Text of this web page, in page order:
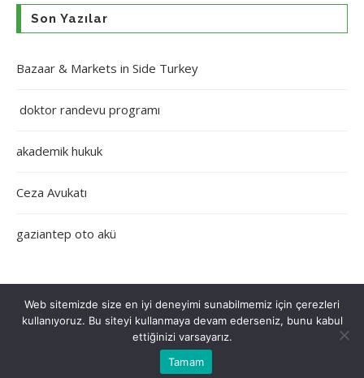
Son Yazılar
Bazaar & Markets in Side Turkey
doktor randevu programı
akademik hukuk
Ceza Avukatı
gaziantep oto akü
Gizlilik Politikası Hakkımızda
Tüm Hakları Saklıdır © 2022
Web sitemizde size en iyi deneyimi sunabilmemiz için çerezleri
kullanıyoruz. Bu siteyi kullanmaya devam ederseniz, bunu kabul
ettiğinizi varsayarız.
Tamam